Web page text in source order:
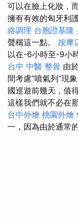
可以在臉上化妝，
擁有有效的匈牙利
絡調理 台胞證基隆
聲稱這一點。 按摩
以在-6小時至-9小
台中 中醫 整骨 由
間考慮“噴氣列”現
國巡遊前幾天，值
這樣我們就不必在
台中外燴 桃園外燴
一，因為由於通常